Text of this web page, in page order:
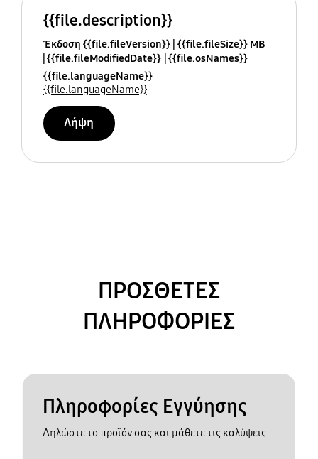
{{file.description}}
Έκδοση {{file.fileVersion}} {{file.fileSize}} MB
{{file.fileModifiedDate}} {{file.osNames}}
{{file.languageName}}
{{file.languageName}}
Λήψη
ΠΡΟΣΘΕΤΕΣ
ΠΛΗΡΟΦΟΡΙΕΣ
Πληροφορίες Εγγύησης
Δηλώστε το προϊόν σας και μάθετε τις καλύψεις